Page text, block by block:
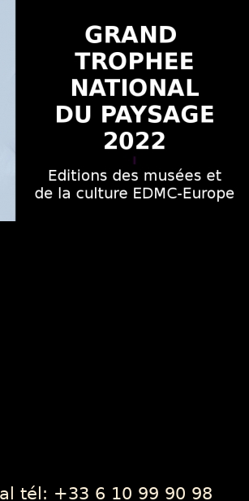
tél: +33 6 10 99 90 98